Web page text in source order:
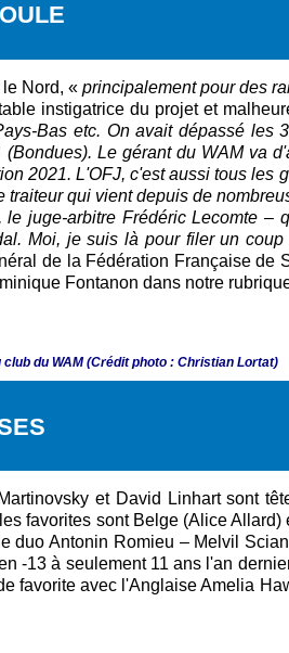
Nord, « principalement pour des
instigatrice du projet et
Bas etc. On avait dépassé les
Le gérant du WAM va
2021. L'OFJ, c'est aussi tous les
qui vient depuis de
juge-arbitre Frédéric Lecomte –
Moi, je suis là pour filer un
de la Fédération Française de
Fontanon dans notre
du WAM (Crédit photo : Christian Lortat)
et David Linhart sont
favorites sont Belge (Alice Allard)
duo Antonin Romieu – Melvil
-13 à seulement 11 ans l'an
favorite avec l'Anglaise Amelia